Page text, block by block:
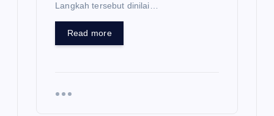
Langkah tersebut dinilai…
Read more